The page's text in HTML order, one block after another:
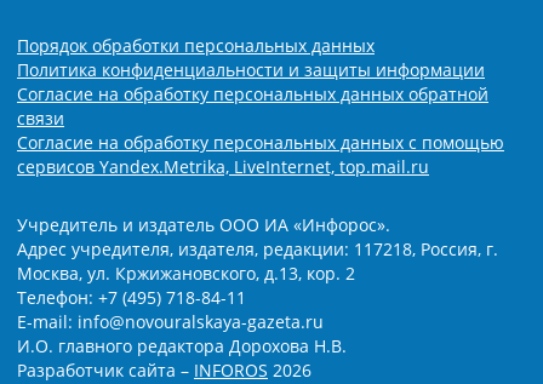
Порядок обработки персональных данных
Политика конфиденциальности и защиты информации
Согласие на обработку персональных данных обратной
связи
Согласие на обработку персональных данных с помощью
сервисов Yandex.Metrika, LiveInternet, top.mail.ru
Учредитель и издатель ООО ИА «Инфорос».
Адрес учредителя, издателя, редакции: 117218, Россия, г.
Москва, ул. Кржижановского, д.13, кор. 2
Телефон: +7 (495) 718-84-11
E-mail: info@novouralskaya-gazeta.ru
И.О. главного редактора Дорохова Н.В.
Разработчик сайта – INFOROS 2026